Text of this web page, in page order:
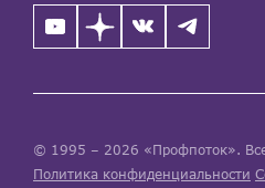
© 1995 – 2026 «Профпоток».
Политика конфиденциальности